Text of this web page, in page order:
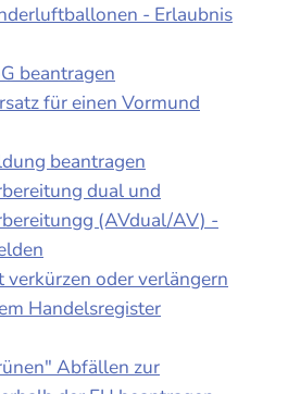
- Erlaubnis
beantragen
für einen Vormund
beantragen
dual und
(AVdual/AV) -
oder verlängern
Handelsregister
Abfällen zur